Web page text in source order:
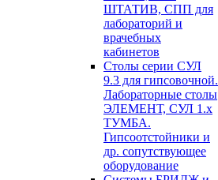
ШТАТИВ, СПП для
лабораторий и
врачебных
кабинетов
Столы серии СУЛ
9.3 для гипсовочной.
Лабораторные столы
ЭЛЕМЕНТ, СУЛ 1.х
ТУМБА.
Гипсоотстойники и
др. сопутствующее
оборудование